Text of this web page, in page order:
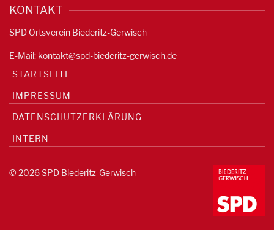
KONTAKT
SPD Ortsverein Biederitz-Gerwisch
E-Mail: kontakt@spd-biederitz-gerwisch.de
STARTSEITE
IMPRESSUM
DATENSCHUTZERKLÄRUNG
INTERN
© 2026 SPD Biederitz-Gerwisch